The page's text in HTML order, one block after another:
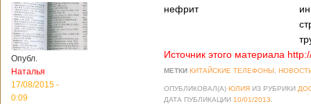
Опубл.
Наталья
17/08/2015 -
0:09
нефрит
Источник этого материала
МЕТКИ КИТАЙСКИЕ ТЕЛЕФОНЫ
ОПУБЛИКОВАЛ(А) ЮЛИЯ ИЗ РУБРИКИ
ДАТА ПУБЛИКАЦИИ 10/01/2013